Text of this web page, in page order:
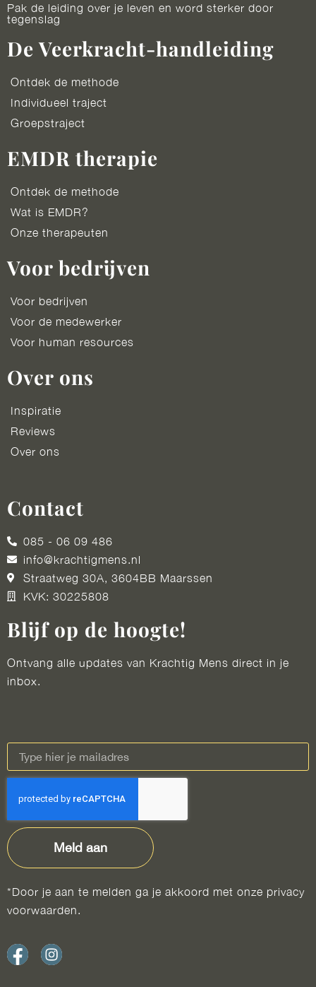
Pak de leiding over je leven en word sterker door
tegenslag
De Veerkracht-handleiding
Ontdek de methode
Individueel traject
Groepstraject
EMDR therapie
Ontdek de methode
Wat is EMDR?
Onze therapeuten
Voor bedrijven
Voor bedrijven
Voor de medewerker
Voor human resources
Over ons
Inspiratie
Reviews
Over ons
Contact
085 - 06 09 486
info@krachtigmens.nl
Straatweg 30A, 3604BB Maarssen
KVK: 30225808
Blijf op de hoogte!
Ontvang alle updates van Krachtig Mens direct in je
inbox.
Meld aan
*Door je aan te melden ga je akkoord met onze privacy
voorwaarden.